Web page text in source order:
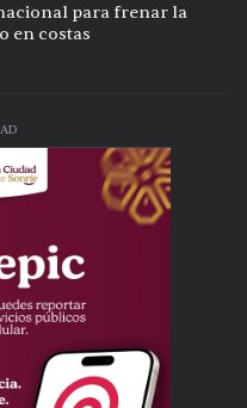
para frenar la
en costas